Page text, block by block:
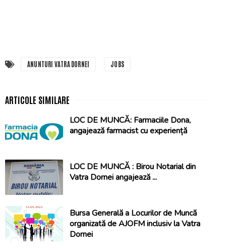
ANUNTURI VATRA DORNEI JOBS
LOC DE MUNCĂ: Farmaciile Dona,
angajează farmacist cu experiență
LOC DE MUNCĂ : Birou Notarial din
Vatra Dornei angajează ...
Bursa Generală a Locurilor de Muncă
organizată de AJOFM inclusiv la Vatra
Dornei